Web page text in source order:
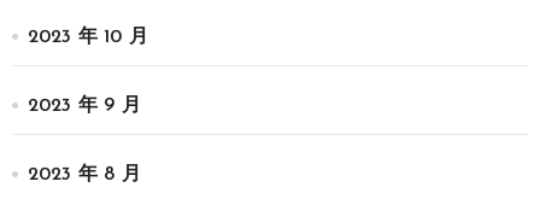
2023 年 10 月
2023 年 9 月
2023 年 8 月